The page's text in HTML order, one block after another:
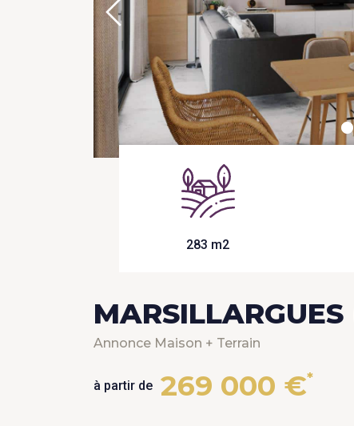
283 m2
MARSILLARGUES
Annonce Maison + Terrain
à partir de 269 000 €*